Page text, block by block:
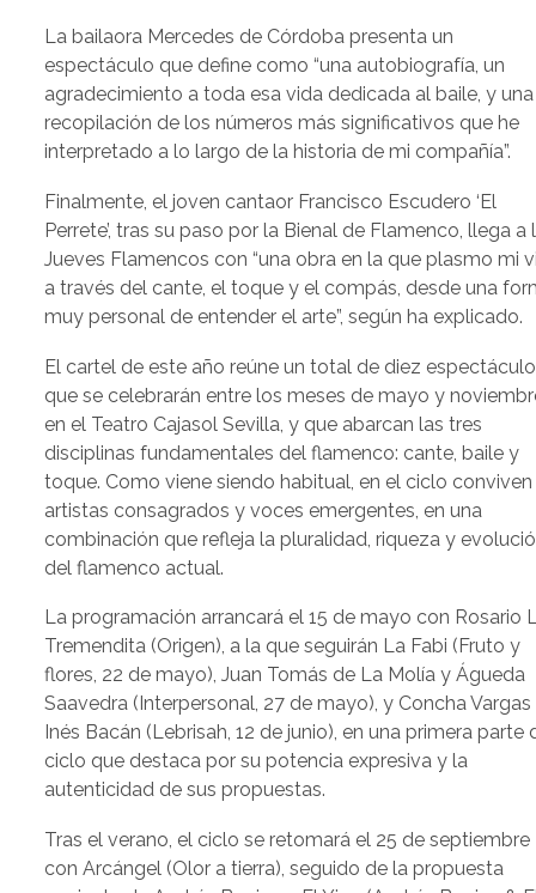
La bailaora Mercedes de Córdoba presenta un
espectáculo que define como “una autobiografía, un
agradecimiento a toda esa vida dedicada al baile, y una
recopilación de los números más significativos que he
interpretado a lo largo de la historia de mi compañía”.
Finalmente, el joven cantaor Francisco Escudero ‘El
Perrete’, tras su paso por la Bienal de Flamenco, llega a
Jueves Flamencos con “una obra en la que plasmo mi
a través del cante, el toque y el compás, desde una
muy personal de entender el arte”, según ha explicado.
El cartel de este año reúne un total de diez
que se celebrarán entre los meses de mayo y
en el Teatro Cajasol Sevilla, y que abarcan las tres
disciplinas fundamentales del flamenco: cante, baile y
toque. Como viene siendo habitual, en el ciclo conviven
artistas consagrados y voces emergentes, en una
combinación que refleja la pluralidad, riqueza y
del flamenco actual.
La programación arrancará el 15 de mayo con Rosario
Tremendita (Origen), a la que seguirán La Fabi (Fruto y
flores, 22 de mayo), Juan Tomás de La Molía y Águeda
Saavedra (Interpersonal, 27 de mayo), y Concha Vargas
Inés Bacán (Lebrisah, 12 de junio), en una primera parte
ciclo que destaca por su potencia expresiva y la
autenticidad de sus propuestas.
Tras el verano, el ciclo se retomará el 25 de septiembre
con Arcángel (Olor a tierra), seguido de la propuesta